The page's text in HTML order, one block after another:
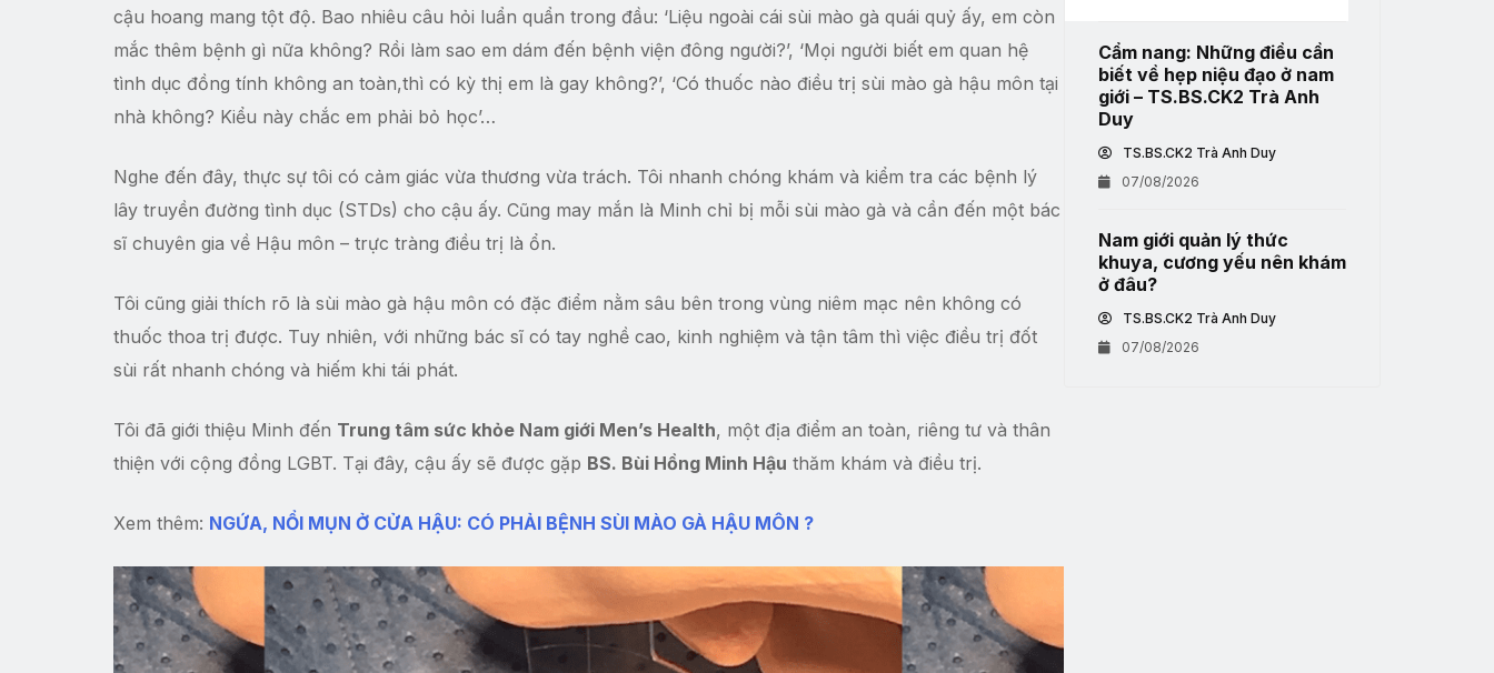
cậu hoang mang tột độ. Bao nhiêu câu hỏi luẩn quẩn trong đầu: ‘Liệu ngoài cái sùi mào gà quái quỷ ấy, em còn
mắc thêm bệnh gì nữa không? Rồi làm sao em dám đến bệnh viện đông người?’, ‘Mọi người biết em quan hệ
tình dục đồng tính không an toàn,thì có kỳ thị em là gay không?’, ‘Có thuốc nào điều trị sùi mào gà hậu môn tại
nhà không? Kiểu này chắc em phải bỏ học’…
Nghe đến đây, thực sự tôi có cảm giác vừa thương vừa trách. Tôi nhanh chóng khám và kiểm tra các bệnh lý
lây truyền đường tình dục (STDs) cho cậu ấy. Cũng may mắn là Minh chỉ bị mỗi sùi mào gà và cần đến một bác
sĩ chuyên gia về Hậu môn – trực tràng điều trị là ổn.
Tôi cũng giải thích rõ là sùi mào gà hậu môn có đặc điểm nằm sâu bên trong vùng niêm mạc nên không có
thuốc thoa trị được. Tuy nhiên, với những bác sĩ có tay nghề cao, kinh nghiệm và tận tâm thì việc điều trị đốt
sùi rất nhanh chóng và hiếm khi tái phát.
Tôi đã giới thiệu Minh đến Trung tâm sức khỏe Nam giới Men’s Health, một địa điểm an toàn, riêng tư và thân
thiện với cộng đồng LGBT. Tại đây, cậu ấy sẽ được gặp BS. Bùi Hồng Minh Hậu thăm khám và điều trị.
Xem thêm: NGỨA, NỔI MỤN Ở CỬA HẬU: CÓ PHẢI BỆNH SÙI MÀO GÀ HẬU MÔN ?
Cẩm nang: Những điều cần
biết về hẹp niệu đạo ở nam
giới – TS.BS.CK2 Trà Anh
Duy
TS.BS.CK2 Trà Anh Duy
07/08/2026
Nam giới quản lý thức
khuya, cương yếu nên khám
ở đâu?
TS.BS.CK2 Trà Anh Duy
07/08/2026